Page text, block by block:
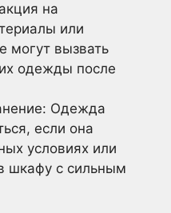
на
или
могут вызвать
одежды после
Одежда
если она
условиях или
шкафу с сильным